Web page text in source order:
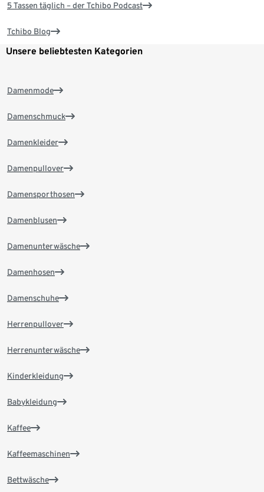
5 Tassen täglich – der Tchibo Podcast
Tchibo Blog
Unsere beliebtesten Kategorien
Damenmode
Damenschmuck
Damenkleider
Damenpullover
Damensporthosen
Damenblusen
Damenunterwäsche
Damenhosen
Damenschuhe
Herrenpullover
Herrenunterwäsche
Kinderkleidung
Babykleidung
Kaffee
Kaffeemaschinen
Bettwäsche